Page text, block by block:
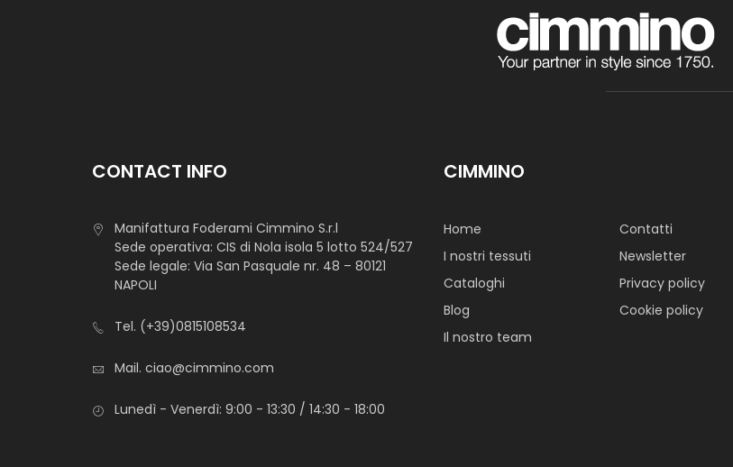
CONTACT INFO
Manifattura Foderami Cimmino S.r.l
Sede operativa: CIS di Nola isola 5 lotto 524/527
Sede legale: Via San Pasquale nr. 48 – 80121
NAPOLI
Tel. (+39)0815108534
Mail. ciao@cimmino.com
Lunedì - Venerdì: 9:00 - 13:30 / 14:30 - 18:00
CIMMINO
Home
I nostri tessuti
Cataloghi
Blog
Il nostro team
Contatti
Newsletter
Privacy policy
Cookie policy